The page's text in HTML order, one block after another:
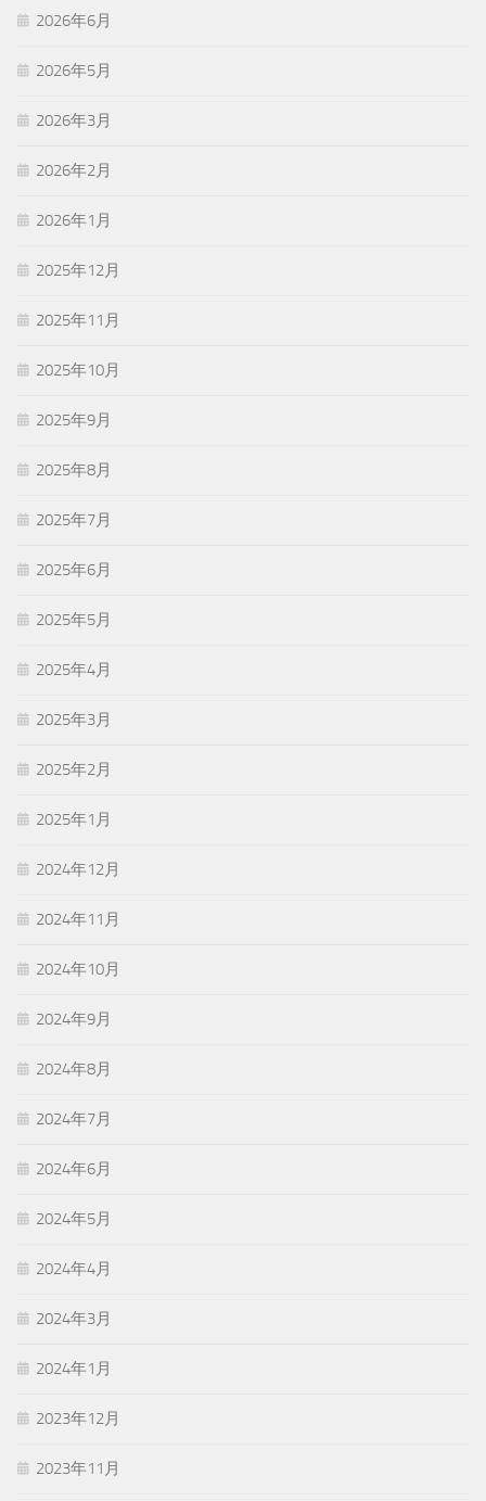
2026年6月
2026年5月
2026年3月
2026年2月
2026年1月
2025年12月
2025年11月
2025年10月
2025年9月
2025年8月
2025年7月
2025年6月
2025年5月
2025年4月
2025年3月
2025年2月
2025年1月
2024年12月
2024年11月
2024年10月
2024年9月
2024年8月
2024年7月
2024年6月
2024年5月
2024年4月
2024年3月
2024年1月
2023年12月
2023年11月